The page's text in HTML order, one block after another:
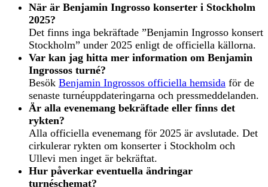
När är Benjamin Ingrosso konserter i Stockholm
2025?
Det finns inga bekräftade ”Benjamin Ingrosso konsert
Stockholm” under 2025 enligt de officiella källorna.
Var kan jag hitta mer information om Benjamin
Ingrossos turné?
Besök Benjamin Ingrossos officiella hemsida för de
senaste turnéuppdateringarna och pressmeddelanden.
Är alla evenemang bekräftade eller finns det
rykten?
Alla officiella evenemang för 2025 är avslutade. Det
cirkulerar rykten om konserter i Stockholm och
Ullevi men inget är bekräftat.
Hur påverkar eventuella ändringar
turnéschemat?